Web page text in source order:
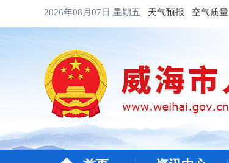
2026年08月07日 星期五 天气预报 空气质量